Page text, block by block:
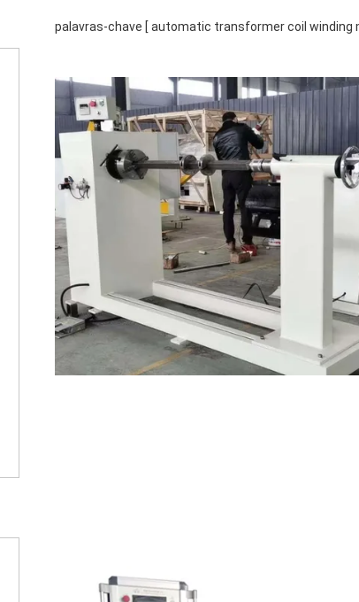
palavras-chave [ automatic transformer coil winding